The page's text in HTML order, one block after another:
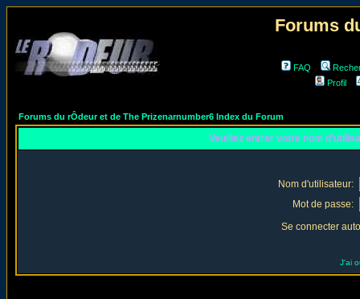
Forums
FAQ
Profil
Forums du rÔdeur et de The Prizenarnumber6 Index du Forum
Veuillez entrer votre nom
Nom d'utilisateur:
Mot de passe:
Se connecter
J'ai